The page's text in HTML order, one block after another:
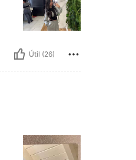
Útil (26)